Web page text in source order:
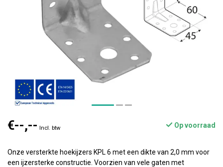
€--,-- Incl. btw Op voorraad
Onze versterkte hoekijzers KPL 6 met een dikte van 2,0 mm voor
een ijzersterke constructie. Voorzien van vele gaten met